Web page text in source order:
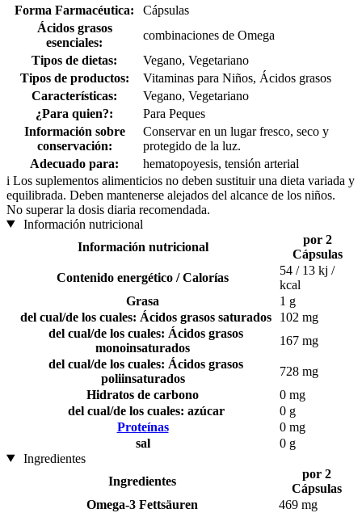
Forma Farmacéutica:
Cápsulas
Ácidos grasos
esenciales:
combinaciones de Omega
Tipos de dietas:
Vegano, Vegetariano
Tipos de productos:
Vitaminas para Niños, Ácidos grasos
Características:
Vegano, Vegetariano
¿Para quien?:
Para Peques
Información sobre
conservación:
Conservar en un lugar fresco, seco y
protegido de la luz.
Adecuado para:
hematopoyesis, tensión arterial
i Los suplementos alimenticios no deben sustituir una dieta variada y
equilibrada. Deben mantenerse alejados del alcance de los niños.
No superar la dosis diaria recomendada.
Información nutricional
Información nutricional
por 2
Cápsulas
Contenido energético / Calorías
54 / 13 kj /
kcal
Grasa
1 g
del cual/de los cuales: Ácidos grasos saturados
102 mg
del cual/de los cuales: Ácidos grasos
monoinsaturados
167 mg
del cual/de los cuales: Ácidos grasos
poliinsaturados
728 mg
Hidratos de carbono
0 mg
del cual/de los cuales: azúcar
0 g
Proteínas
0 mg
sal
0 g
Ingredientes
Ingredientes
por 2
Cápsulas
Omega-3 Fettsäuren
469 mg